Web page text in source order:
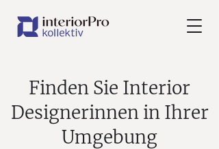
Finden Sie Interior
Designerinnen in Ihrer
Umgebung